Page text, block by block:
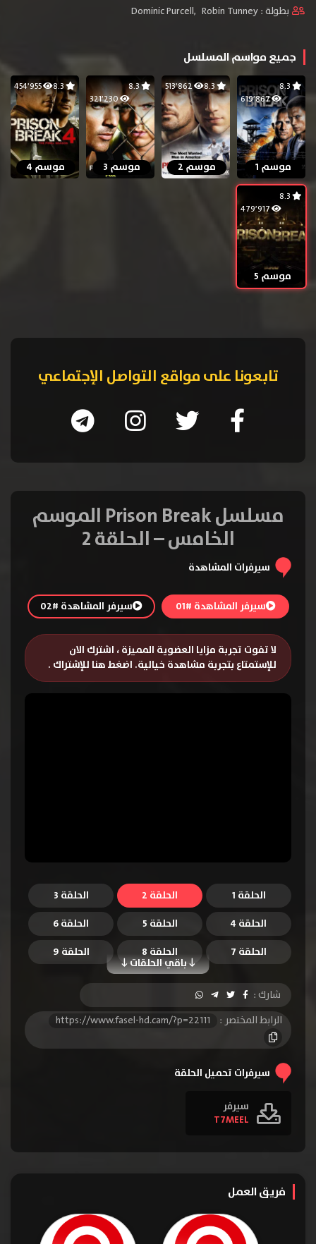
بطولة :
Dominic Purcell, Robin Tunney
جميع مواسم المسلسل
8.3
619٬867
موسم 1
8.3 513٬862
موسم 2
8.3
321٬230
موسم 3
8.3 454٬955
موسم 4
موسم 5
تابعونا على مواقع التواصل الإجتماعي
مسلسل Prison Break الموسم
الخامس – الحلقة 2
سيرفرات المشاهدة
سيرفر المشاهدة #01 سيرفر المشاهدة #02
لا تفوت تجربة مزايا العضوية المميزة ، اشترك الان
للإستمتاع بتجربة مشاهدة خيالية. اضغط هنا للإشتراك .
الحلقة 1 الحلقة 2
الحلقة 3
الحلقة 4
الحلقة 5 الحلقة 6
باقي الحلقات
الحلقة 7 الحلقة 8 الحلقة 9
شارك :
الرابط المختصر :
https://www.fasel-hd.cam/?p=22111
سيرفرات تحميل الحلقة
سيرفر
T7MEEL
فريق العمل